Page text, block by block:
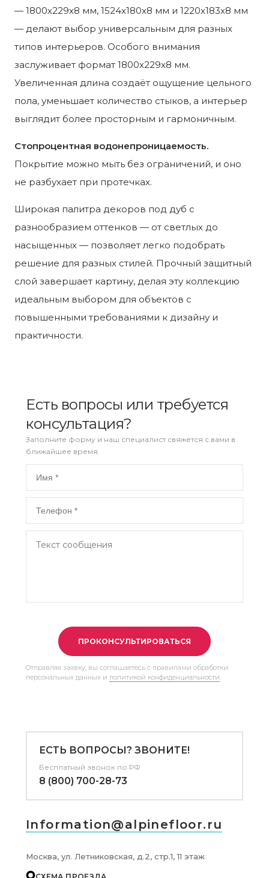
— 1800х229х8 мм, 1524х180х8 мм и 1220х183х8 мм
— делают выбор универсальным для разных
типов интерьеров. Особого внимания
заслуживает формат 1800х229х8 мм.
Увеличенная длина создаёт ощущение цельного
пола, уменьшает количество стыков, а интерьер
выглядит более просторным и гармоничным.
Стопроцентная водонепроницаемость.
Покрытие можно мыть без ограничений, и оно
не разбухает при протечках.
Широкая палитра декоров под дуб с
разнообразием оттенков — от светлых до
насыщенных — позволяет легко подобрать
решение для разных стилей. Прочный защитный
слой завершает картину, делая эту коллекцию
идеальным выбором для объектов с
повышенными требованиями к дизайну и
практичности.
Есть вопросы или требуется
консультация?
Заполните форму и наш специалист свяжется с вами в
ближайшее время.
ПРОКОНСУЛЬТИРОВАТЬСЯ
Отправляя заявку, вы соглашаетесь с правилами обработки
персональных данных и политикой конфиденциальности.
ЕСТЬ ВОПРОСЫ? ЗВОНИТЕ!
Бесплатный звонок по РФ
8 (800) 700-28-73
Information@alpinefloor.ru
Москва, ул. Летниковская, д.2, стр.1, 11 этаж